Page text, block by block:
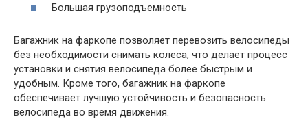
Большая грузоподъемность
Багажник на фаркопе позволяет перевозить велосипеды
без необходимости снимать колеса, что делает процесс
установки и снятия велосипеда более быстрым и
удобным. Кроме того, багажник на фаркопе
обеспечивает лучшую устойчивость и безопасность
велосипеда во время движения.